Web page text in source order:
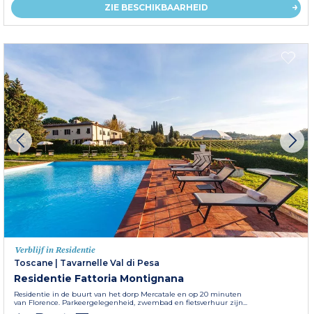
ZIE BESCHIKBAARHEID
Verblijf in Residentie
Toscane
Tavarnelle Val di Pesa
Residentie Fattoria Montignana
Residentie in de buurt van het dorp Mercatale en op 20 minuten
van Florence. Parkeergelegenheid, zwembad en fietsverhuur zijn...